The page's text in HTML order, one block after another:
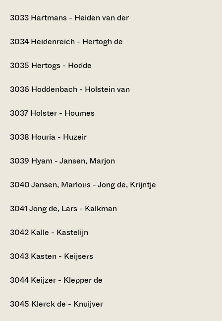
3033 Hartmans - Heiden van der
3034 Heidenreich - Hertogh de
3035 Hertogs - Hodde
3036 Hoddenbach - Holstein van
3037 Holster - Houmes
3038 Houria - Huzeir
3039 Hyam - Jansen, Marjon
3040Jansen, Marlous - Jong de, Krijntje
3041 Jong de, Lars - Kalkman
3042 Kalle - Kastelijn
3043 Kasten - Keijsers
3044 Keijzer - Klepper de
3045 Klerck de - Knuijver